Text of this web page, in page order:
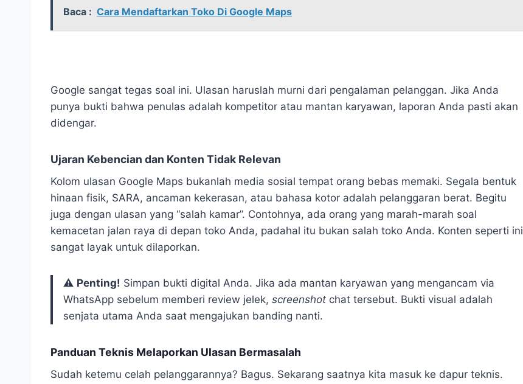
Baca : Cara Mendaftarkan Toko Di Google Maps
Google sangat tegas soal ini. Ulasan haruslah murni dari pengalaman pelanggan. Jika Anda
punya bukti bahwa penulas adalah kompetitor atau mantan karyawan, laporan Anda pasti akan
didengar.
Ujaran Kebencian dan Konten Tidak Relevan
Kolom ulasan Google Maps bukanlah media sosial tempat orang bebas memaki. Segala bentuk
hinaan fisik, SARA, ancaman kekerasan, atau bahasa kotor adalah pelanggaran berat. Begitu
juga dengan ulasan yang “salah kamar”. Contohnya, ada orang yang marah-marah soal
kemacetan jalan raya di depan toko Anda, padahal itu bukan salah toko Anda. Konten seperti ini
sangat layak untuk dilaporkan.
⚠️ Penting! Simpan bukti digital Anda. Jika ada mantan karyawan yang mengancam via
WhatsApp sebelum memberi review jelek, screenshot chat tersebut. Bukti visual adalah
senjata utama Anda saat mengajukan banding nanti.
Panduan Teknis Melaporkan Ulasan Bermasalah
Sudah ketemu celah pelanggarannya? Bagus. Sekarang saatnya kita masuk ke dapur teknis.